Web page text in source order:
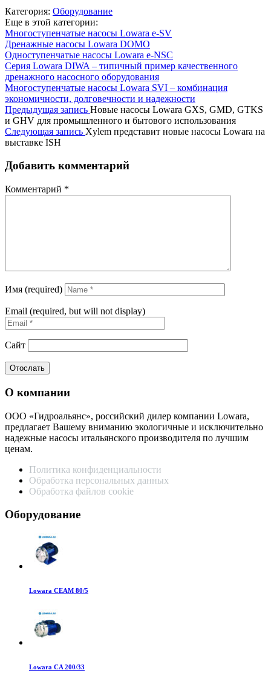
Категория: Оборудование
Еще в этой категории:
Многоступенчатые насосы Lowara e-SV
Дренажные насосы Lowara DOMO
Одноступенчатые насосы Lowara e-NSC
Серия Lowara DIWA – типичный пример качественного
дренажного насосного оборудования
Многоступенчатые насосы Lowara SVI – комбинация
экономичности, долговечности и надежности
Предыдущая запись Новые насосы Lowara GXS, GMD, GTKS
и GHV для промышленного и бытового использования
Следующая запись Xylem представит новые насосы Lowara на
выставке ISH
Добавить комментарий
Комментарий *
Имя (required)
Email (required, but will not display)
Сайт
О компании
ООО «Гидроальянс», российский дилер компании Lowara,
предлагает Вашему вниманию экологичные и исключительно
надежные насосы итальянского производителя по лучшим
ценам.
Политика конфиденциальности
Обработка персональных данных
Обработка файлов cookie
Оборудование
Lowara CEAM 80/5
Lowara CA 200/33